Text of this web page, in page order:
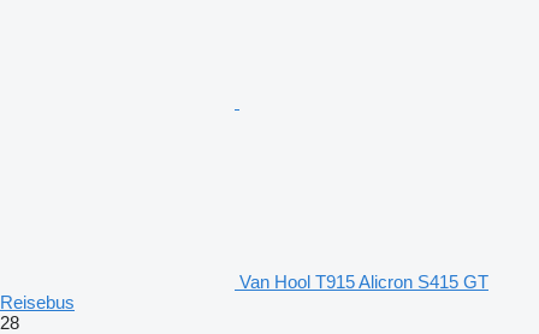
Van Hool T915 Alicron S415 GT
Reisebus
28